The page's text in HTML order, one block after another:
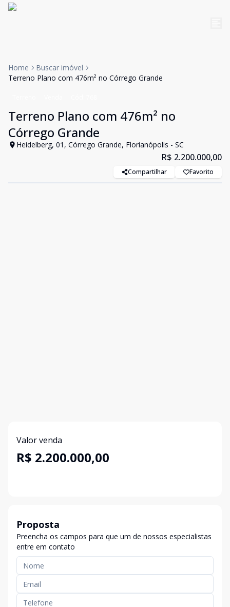
Home
Buscar imóvel
Terreno Plano com 476m² no Córrego Grande
Terreno Plano com 476m² no
Córrego Grande
Heidelberg, 01, Córrego Grande, Florianópolis - SC
R$ 2.200.000,00
Compartilhar Favorito
Valor venda
R$ 2.200.000,00
Proposta
Preencha os campos para que um de nossos especialistas
entre em contato